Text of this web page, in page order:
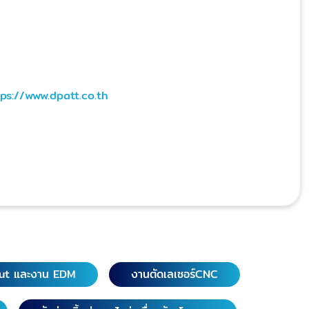
www.dpatt.co.th
และงาน EDM งานตัดเลเซอร์CNC